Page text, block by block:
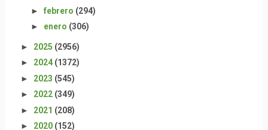
► febrero (294)
► enero (306)
► 2025 (2956)
► 2024 (1372)
► 2023 (545)
► 2022 (349)
► 2021 (208)
► 2020 (152)